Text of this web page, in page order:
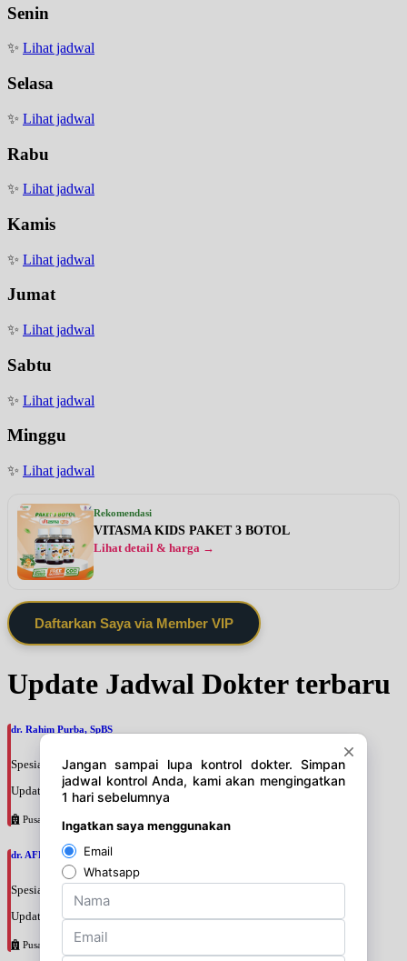
Senin
✨ Lihat jadwal
Selasa
✨ Lihat jadwal
Rabu
✨ Lihat jadwal
Kamis
✨ Lihat jadwal
Jumat
✨ Lihat jadwal
Sabtu
✨ Lihat jadwal
Minggu
✨ Lihat jadwal
Rekomendasi
VITASMA KIDS PAKET 3 BOTOL
Lihat detail & harga →
Daftarkan Saya via Member VIP
Update Jadwal Dokter terbaru
dr. Rahim Purba, SpBS
Spesialis: Bedah Saraf
Update terakhir: 2026-08-06 15:19:02
Pusat Pertamina
dr. AFRIYANTI SANDHI, SpBPRE
Spesialis: Bedah Plastik
Update terakhir: 2026-08-06 15:15:38
Pusat Pertamina